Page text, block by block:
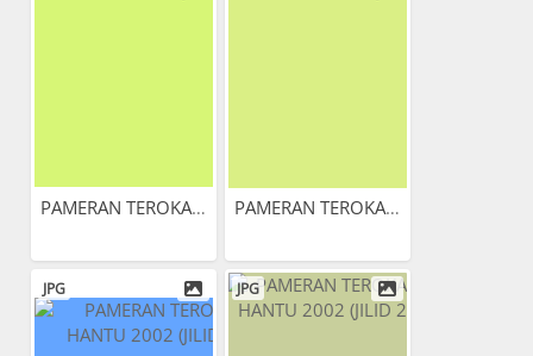
PAMERAN TEROKAI HANTU 2002... PAMERAN TEROKAI HANTU 2002...
JPG JPG